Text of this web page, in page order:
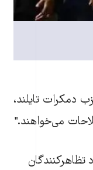
دمکرات تايلند،
می‌خواهند."
نفر اعلام کرد. تعداد تظاهرکنندگان